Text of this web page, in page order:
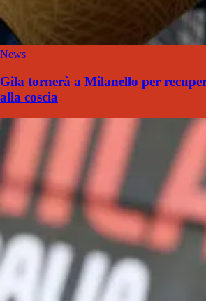
News
Gila tornerà a Milanello per
alla coscia